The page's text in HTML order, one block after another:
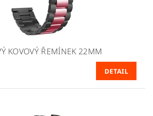
KOVOVÝ ŘEMÍNEK 22MM
DETAIL